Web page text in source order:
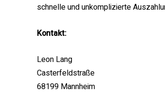
schnelle und unkomplizierte
Kontakt:
Leon Lang
Casterfeldstraße
68199 Mannheim